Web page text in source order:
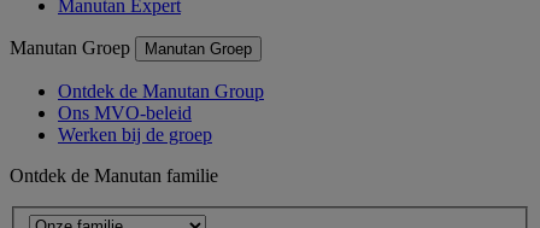
Manutan Expert
Manutan Groep Manutan Groep
Ontdek de Manutan Group
Ons MVO-beleid
Werken bij de groep
Ontdek de Manutan familie